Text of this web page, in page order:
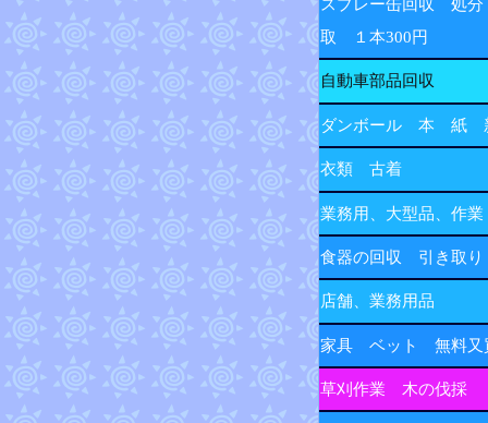
スプレー缶回収 処
取 １本300円
自動車部品回収
ダンボール 本 紙
衣類 古着
業務用、大型品、作業
食器の回収 引き取り
店舗、業務用品
家具 ベット 無料又
草刈作業 木の伐採